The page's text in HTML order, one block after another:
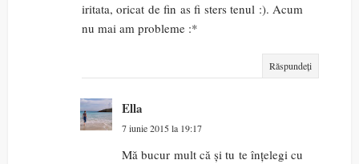
iritata, oricat de fin as fi sters tenul :). Acum
nu mai am probleme :*
Răspundeți
Ella
7 iunie 2015 la 19:17
Mă bucur mult că și tu te înțelegi cu